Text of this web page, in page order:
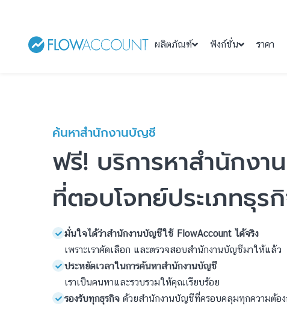
ผลิตภัณฑ์ ฟังก์ชั่น ราคา
ค้นหาสำนักงานบัญชี
ฟรี! บริการหาสำนักง
ที่ตอบโจทย์ประเภทธุ
เพราะเราคัดเลือก และตรวจสอบสำนักงานบัญชีมาให้แล้ว
เราเป็นคนหาและรวบรวมให้คุณเรียบร้อย
รองรับทุกธุรกิจ ด้วยสำนักงานบัญชีที่ครอบคลุมทุกความต้อง